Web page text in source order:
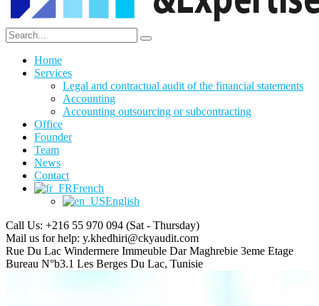
Home
Services
Legal and contractual audit of the financial statements
Accounting
Accounting outsourcing or subcontracting
Office
Founder
Team
News
Contact
French
English
Call Us: +216 55 970 094 (Sat - Thursday)
Mail us for help: y.khedhiri@ckyaudit.com
Rue Du Lac Windermere Immeuble Dar Maghrebie 3eme Etage
Bureau N°b3.1 Les Berges Du Lac, Tunisie